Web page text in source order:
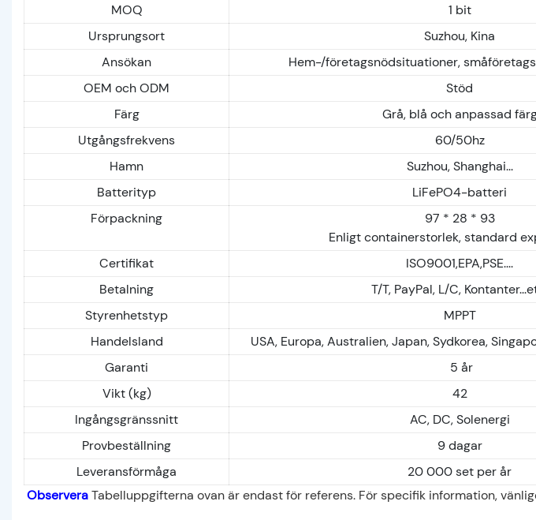
MOQ
1 bit
Ursprungsort
Suzhou, Kina
Ansökan
Hem-/företagsnödsituationer,
OEM och ODM
Stöd
Färg
Grå, blå och anpassad
Utgångsfrekvens
60/50hz
Hamn
Suzhou, Shanghai...
Batterityp
LiFePO4-batteri
Förpackning
97 * 28 * 93
Enligt containerstorlek, standard
Certifikat
ISO9001,EPA,PSE....
Betalning
T/T, PayPal, L/C,
Styrenhetstyp
MPPT
Handelsland
USA, Europa, Australien, Japan, Sydkorea,
Garanti
5 år
Vikt (kg)
42
Ingångsgränssnitt
AC, DC, Solenergi
Provbeställning
9 dagar
Leveransförmåga
20 000 set per år
ObserveraTabelluppgifterna ovan är endast för referens. För specifik information,